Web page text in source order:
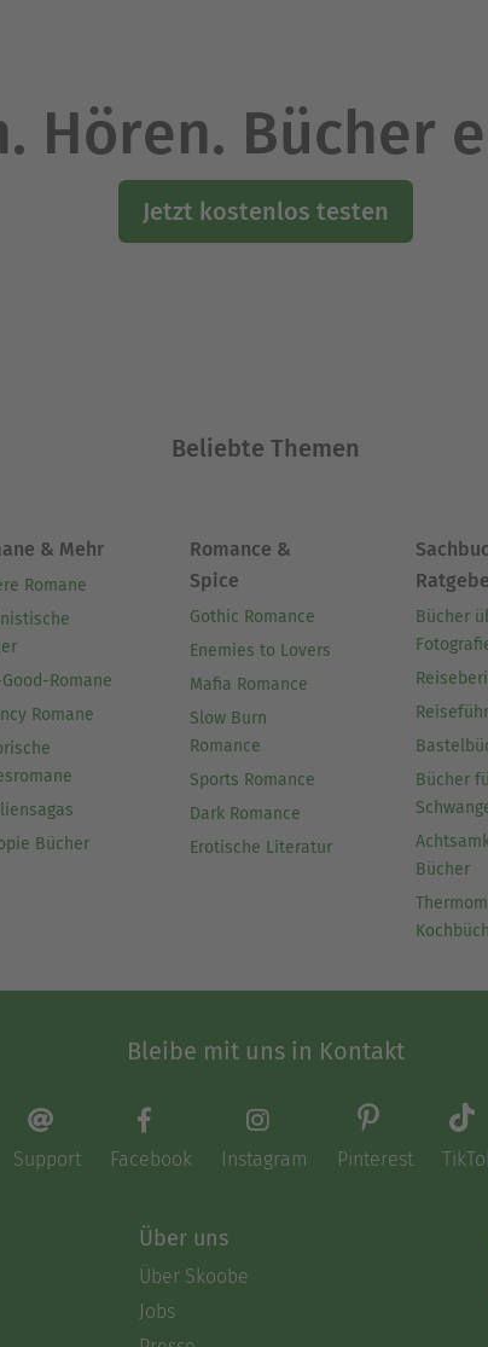
Hören. Bücher
Jetzt kostenlos testen
Beliebte Themen
& Mehr
Romane
Romane
Romane
Bücher
Romance &
Spice
Gothic Romance
Enemies to Lovers
Mafia Romance
Slow Burn
Romance
Sports Romance
Dark Romance
Erotische Literatur
Bücher
Bücher
Bücher
Bleibe mit uns in Kontakt
Support Facebook Instagram Pinterest
Über uns
Über Skoobe
Jobs